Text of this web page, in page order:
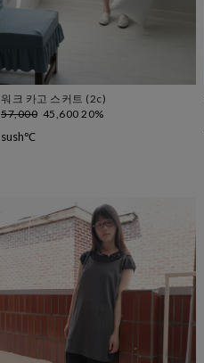
워크 카고 스커트 (2c)
57,000 45,600 20%
sush℃